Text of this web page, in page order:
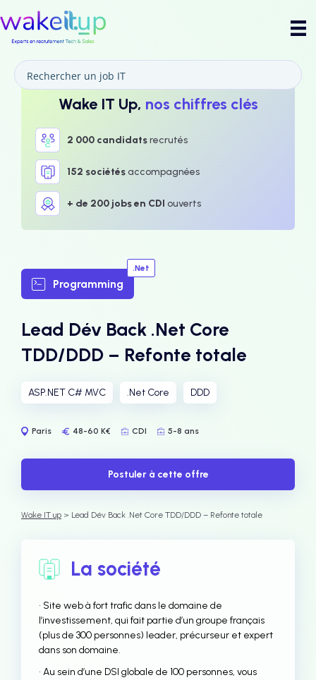
Wake IT Up, nos chiffres clés
2 000 candidatsrecrutés
152 sociétésaccompagnées
+ de 200 jobs en CDI ouverts
Programming
.Net
Lead Dév Back .Net Core
TDD/DDD – Refonte totale
ASP.NET C# MVC .Net Core DDD
Paris 48-60 K€ CDI 5-8 ans
Postuler à cette offre
Wake IT up > Lead Dév Back .Net Core TDD/DDD – Refonte totale
La société
• Site web à fort trafic dans le domaine de
l’investissement, qui fait partie d’un groupe français
(plus de 300 personnes) leader, précurseur et expert
dans son domaine.
• Au sein d’une DSI globale de 100 personnes, vous